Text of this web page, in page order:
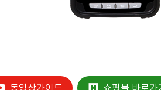
동영상가이드 쇼핑몰 바로가